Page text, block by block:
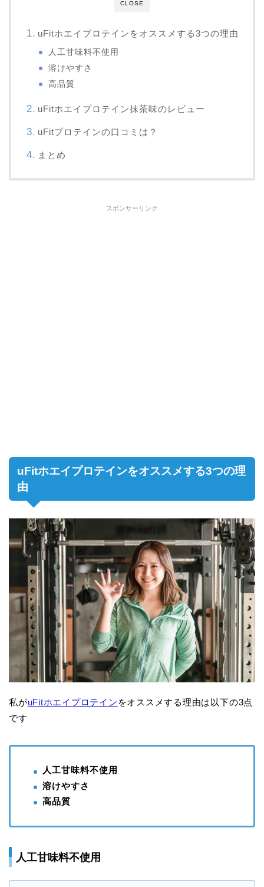
CLOSE
uFitホエイプロテインをオススメする3つの理由
人工甘味料不使用
溶けやすさ
高品質
uFitホエイプロテイン抹茶味のレビュー
uFitプロテインの口コミは？
まとめ
スポンサーリンク
uFitホエイプロテインをオススメする3つの理
由
私がuFitホエイプロテイン をオススメする理由は以下の3点
です
人工甘味料不使用
溶けやすさ
高品質
人工甘味料不使用